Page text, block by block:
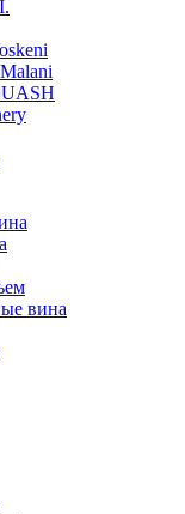
вина